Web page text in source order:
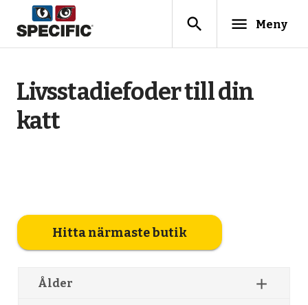
search menu Meny
Livsstadiefoder till din
katt
Hitta närmaste butik
Ålder add